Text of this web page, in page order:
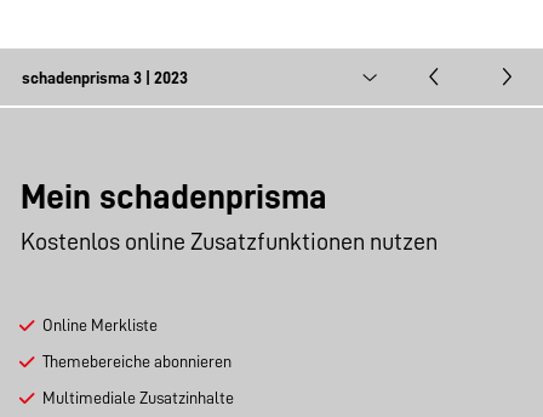
Mein schadenprisma
Kostenlos online Zusatzfunktionen nutzen
Online Merkliste
Themebereiche abonnieren
Multimediale Zusatzinhalte